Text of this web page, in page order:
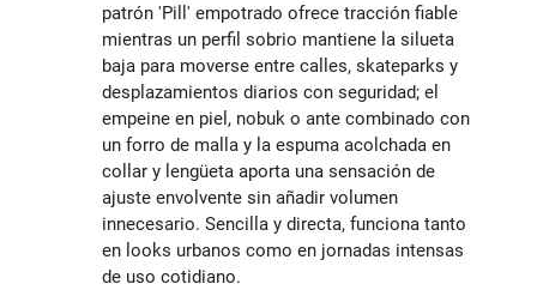
patrón 'Pill' empotrado ofrece tracción fiable
mientras un perfil sobrio mantiene la silueta
baja para moverse entre calles, skateparks y
desplazamientos diarios con seguridad; el
empeine en piel, nobuk o ante combinado con
un forro de malla y la espuma acolchada en
collar y lengüeta aporta una sensación de
ajuste envolvente sin añadir volumen
innecesario. Sencilla y directa, funciona tanto
en looks urbanos como en jornadas intensas
de uso cotidiano.